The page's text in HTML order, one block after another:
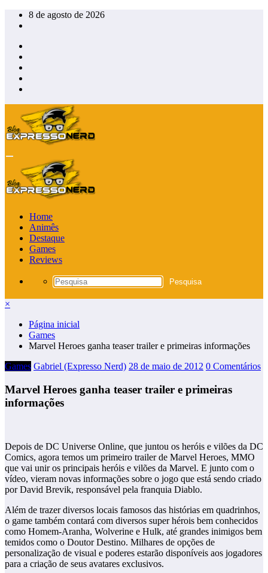
Pular
para
conteúdo
8 de agosto de 2026
Home
Animês
Destaque
Games
Reviews
×
Página inicial
Games
Marvel Heroes ganha teaser trailer e primeiras informações
Games Gabriel (Expresso Nerd) 28 de maio de 2012 0 Comentários
Marvel Heroes ganha teaser trailer e primeiras
informações
Depois de DC Universe Online, que juntou os heróis e vilões da DC
Comics, agora temos um primeiro trailer de Marvel Heroes, MMO
que vai unir os principais heróis e vilões da Marvel. E junto com o
vídeo, vieram novas informações sobre o jogo que está sendo criado
por David Brevik, responsável pela franquia Diablo.
Além de trazer diversos locais famosos das histórias em quadrinhos,
o game também contará com diversos super hérois bem conhecidos
como Homem-Aranha, Wolverine e Hulk, até grandes inimigos bem
temidos como o Doutor Destino. Milhares de opções de
personalização de visual e poderes estarão disponíveis aos jogadores
para a criação de seus avatares exclusivos.